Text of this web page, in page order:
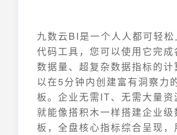
九数云BI是一个人人都可轻松
代码工具，您可以使用它完成
数据量、超复杂数据指标的计
以在5分钟内创建富有洞察力
板。企业无需IT、无需大量资
就能像搭积木一样搭建企业级
板，全盘核心指标综合呈现，